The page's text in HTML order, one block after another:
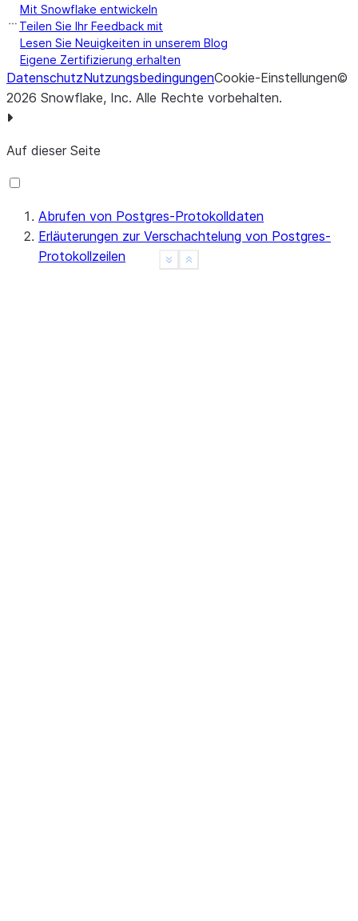
Show less
See more
Mit Snowflake entwickeln
Teilen Sie Ihr Feedback mit
Lesen Sie Neuigkeiten in unserem Blog
Eigene Zertifizierung erhalten
DatenschutzNutzungsbedingungenCookie-Einstellungen©
2026 Snowflake, Inc. Alle Rechte vorbehalten.
Auf dieser Seite
Abrufen von Postgres-Protokolldaten
Erläuterungen zur Verschachtelung von Postgres-
Protokollzeilen